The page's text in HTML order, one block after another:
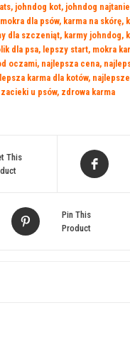
, johndog kot, johndog
dla psów, karma na skórę,
dla szczeniąt, karmy johndog,
dla psa, lepszy start, mokra
oczami, najlepsza cena,
karma dla kotów,
zacieki u psów, zdrowa karma
This
Pin This
Product